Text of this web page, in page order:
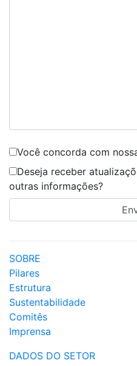
Você concorda com
Deseja receber
outras informações?
SOBRE
Pilares
Estrutura
Sustentabilidade
Comitês
Imprensa
DADOS DO SETOR